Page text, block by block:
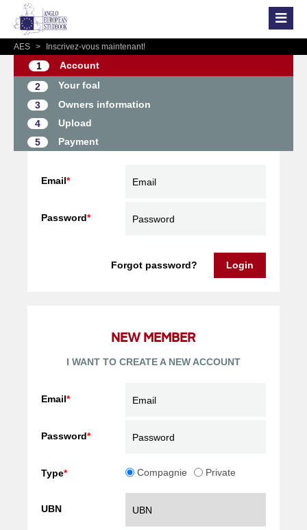
AES > Inscrivez-vous maintenant!
1
Account
2
Your foal
3
Owners information
4
Upload
5
Payment
Email*
Password*
Forgot password? Login
NEW MEMBER
I WANT TO CREATE A NEW ACCOUNT
Email*
Password*
Type* Compagnie Private
UBN